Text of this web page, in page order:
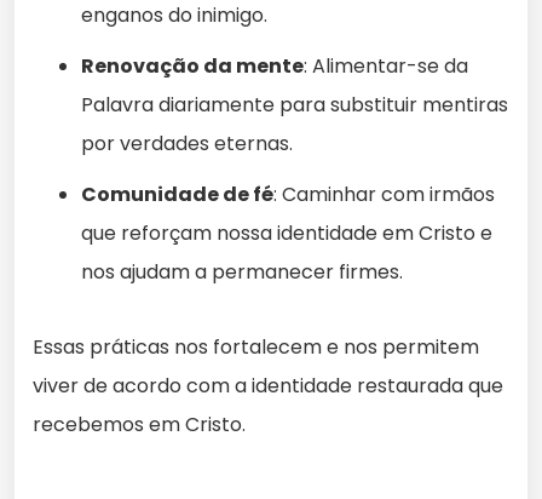
enganos do inimigo.
Renovação da mente: Alimentar-se da
Palavra diariamente para substituir mentiras
por verdades eternas.
Comunidade de fé: Caminhar com irmãos
que reforçam nossa identidade em Cristo e
nos ajudam a permanecer firmes.
Essas práticas nos fortalecem e nos permitem
viver de acordo com a identidade restaurada que
recebemos em Cristo.